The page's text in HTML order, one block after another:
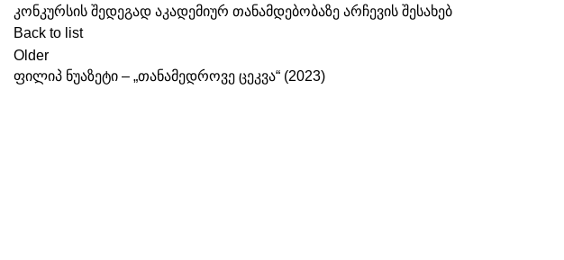
კონკურსის შედეგად აკადემიურ თანამდებობაზე არჩევის შესახებ
Back to list
Older
ფილიპ ნუაზეტი – „თანამედროვე ცეკვა“ (2023)